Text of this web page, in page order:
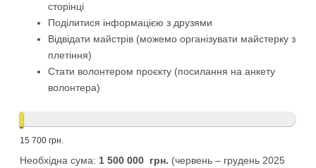
сторінці
Поділитися інформацією з друзями
Відвідати майстрів (можемо організувати майстерку з
плетіння)
Стати волонтером проєкту (посилання на анкету
волонтера)
15 700 грн.
Необхідна сума: 1 500 000 грн. (червень – грудень 2025